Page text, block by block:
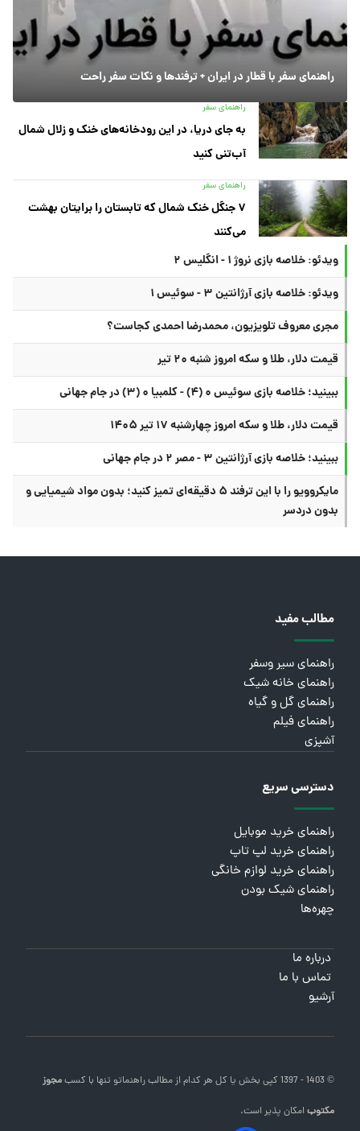
راهنمای سفر با قطار در ایران + ترفندها و نکات سفر راحت
راهنمای سفر
به جای دریا، در این رودخانه‌های خنک و زلال شمال
آب‌تنی کنید
راهنمای سفر
۷ جنگل خنک شمال که تابستان را برایتان بهشت
می‌کنند
ویدئو: خلاصه بازی نروژ ۱ - انگلیس ۲
ویدئو: خلاصه بازی آرژانتین ۳ - سوئیس ۱
مجری معروف تلویزیون، محمدرضا احمدی کجاست؟
قیمت دلار، طلا و سکه امروز شنبه ۲۰ تیر
ببینید؛ خلاصه بازی سوئیس ۰ (۴) - کلمبیا ۰ (۳) در جام جهانی
قیمت دلار، طلا و سکه امروز چهارشنبه ۱۷ تیر ۱۴۰۵
ببینید؛ خلاصه بازی آرژانتین ۳ - مصر ۲ در جام جهانی
مایکروویو را با این ترفند ۵ دقیقه‌ای تمیز کنید؛ بدون مواد شیمیایی و
بدون دردسر
مطالب مفید
راهنمای سیر وسفر
راهنمای خانه شیک
راهنمای گل و گیاه
راهنمای فیلم
آشپزی
دسترسی سریع
راهنمای خرید موبایل
راهنمای خرید لپ تاپ
راهنمای خرید لوازم خانگی
راهنمای شیک بودن
چهره‌ها
درباره ما
تماس با ما
آرشیو
© 1403 - 1397 کپی بخش یا کل هر کدام از مطالب راهنماتو تنها با کسبمجوز
مکتوبامکان پذیر است.